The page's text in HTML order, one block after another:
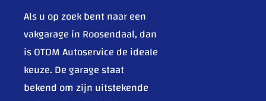
Als u op zoek bent naar een
vakgarage in Roosendaal, dan
is OTOM Autoservice de ideale
keuze. De garage staat
bekend om zijn uitstekende